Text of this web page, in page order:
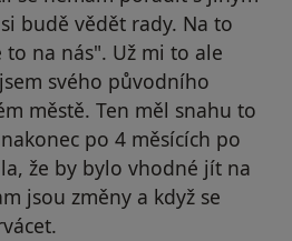
budě vědět rady. Na to
na nás". Už mi to ale
svého původního
městě. Ten měl snahu to
po 4 měsících po
že by bylo vhodné jít na
jsou změny a když se